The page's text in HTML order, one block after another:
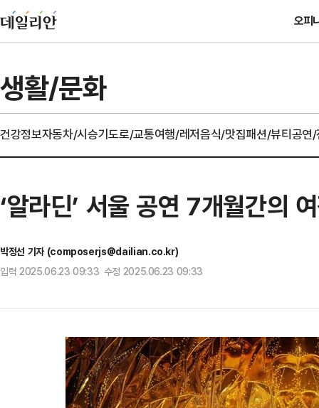
오피
생활/문화
건강정보자동차/시승기도로/교통여행/레저음식/맛집패션/뷰티공연
‘알라딘’ 서울 공연 7개월간의
박정선 기자 (composerjs@dailian.co.kr)
입력 2025.06.23 09:33 수정 2025.06.23 09:33